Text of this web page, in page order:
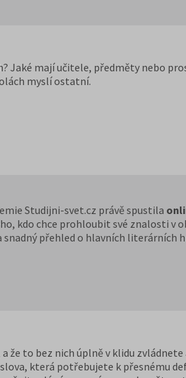
Jaké mají učitele, předměty nebo
myslí ostatní.
Studijni-svet.cz právě spustila
kdo chce prohloubit své znalosti v
přehled o hlavních literárních
že to bez nich úplně v klidu
která potřebujete k přesnému